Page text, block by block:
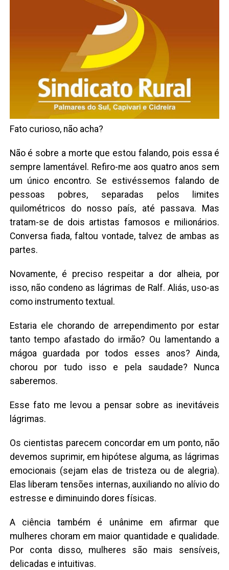
Fato curioso, não acha?
Não é sobre a morte que estou falando, pois essa é
sempre lamentável. Refiro-me aos quatro anos sem
um único encontro. Se estivéssemos falando de
pessoas pobres, separadas pelos limites
quilométricos do nosso país, até passava. Mas
tratam-se de dois artistas famosos e milionários.
Conversa fiada, faltou vontade, talvez de ambas as
partes.
Novamente, é preciso respeitar a dor alheia, por
isso, não condeno as lágrimas de Ralf. Aliás, uso-as
como instrumento textual.
Estaria ele chorando de arrependimento por estar
tanto tempo afastado do irmão? Ou lamentando a
mágoa guardada por todos esses anos? Ainda,
chorou por tudo isso e pela saudade? Nunca
saberemos.
Esse fato me levou a pensar sobre as inevitáveis
lágrimas.
Os cientistas parecem concordar em um ponto, não
devemos suprimir, em hipótese alguma, as lágrimas
emocionais (sejam elas de tristeza ou de alegria).
Elas liberam tensões internas, auxiliando no alívio do
estresse e diminuindo dores físicas.
A ciência também é unânime em afirmar que
mulheres choram em maior quantidade e qualidade.
Por conta disso, mulheres são mais sensíveis,
delicadas e intuitivas.